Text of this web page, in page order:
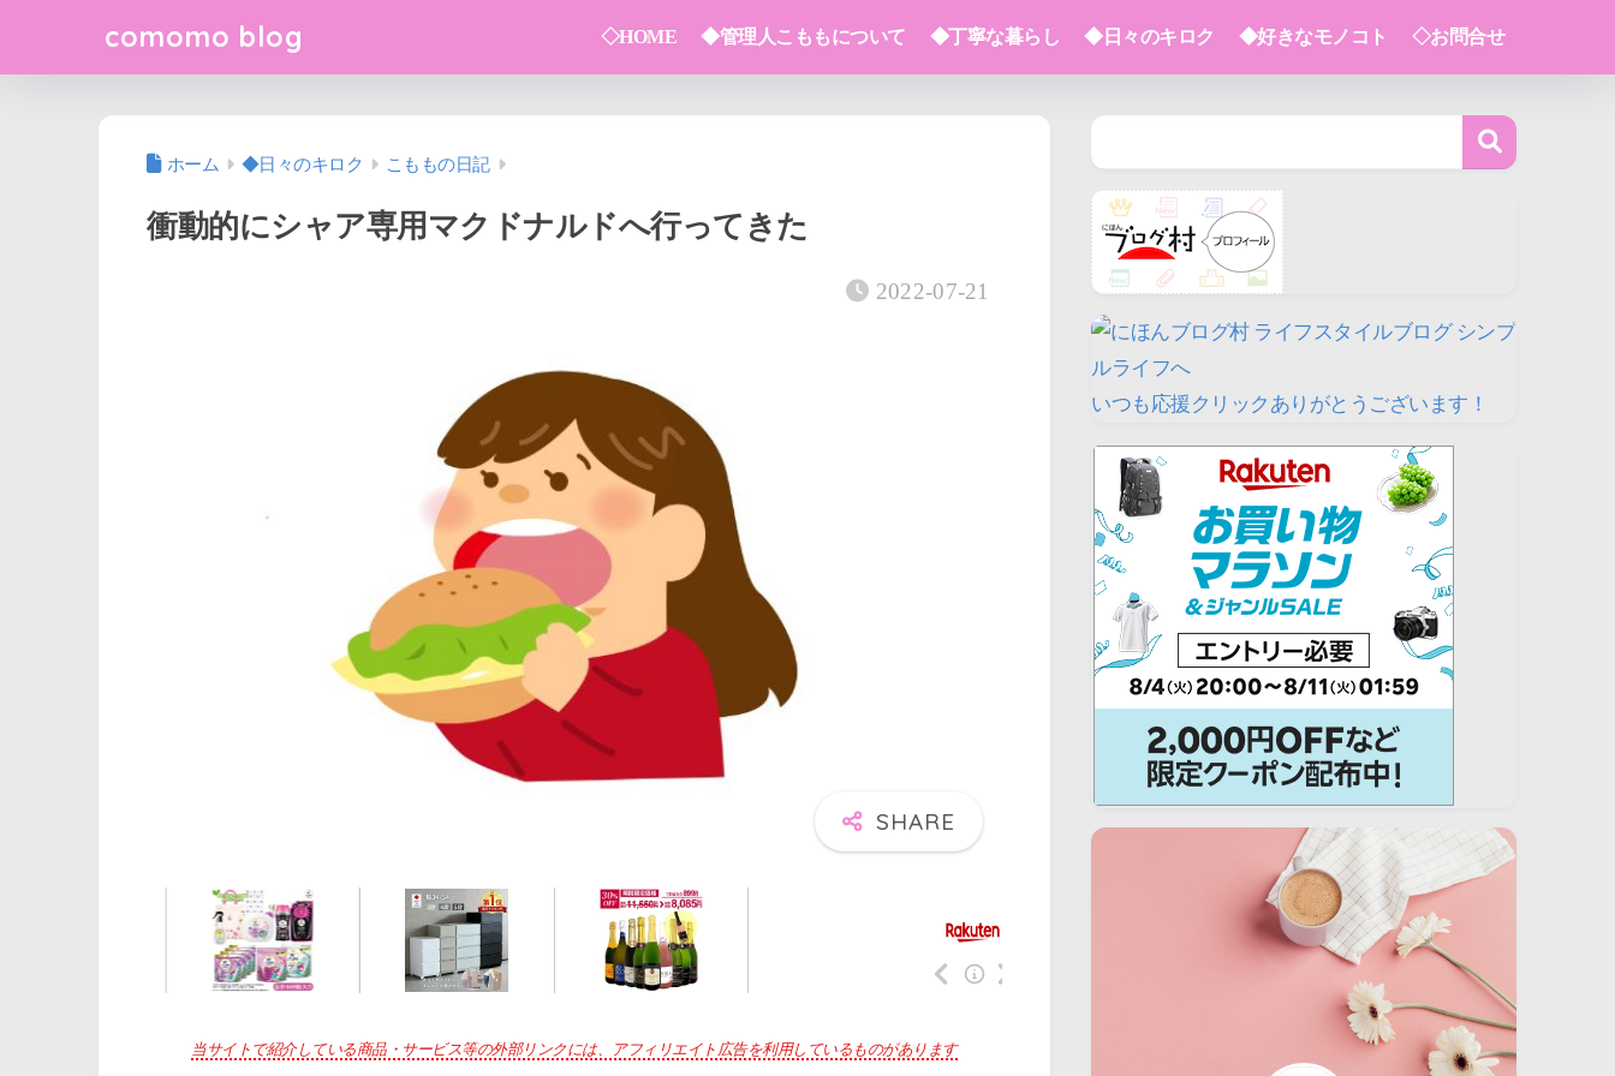
comomo blog ◇HOME ◆管理人こももについて ◆丁寧な暮らし ◆日々のキロク ◆好きなモノコト ◇お問合せ
ホーム ◆日々のキロク こももの日記
衝動的にシャア専用マクドナルドへ行ってきた
2022-07-21
当サイトで紹介している商品・サービス等の外部リンクには、アフィリエイト広告を利用しているものがあります
いつも応援クリックありがとうございます！